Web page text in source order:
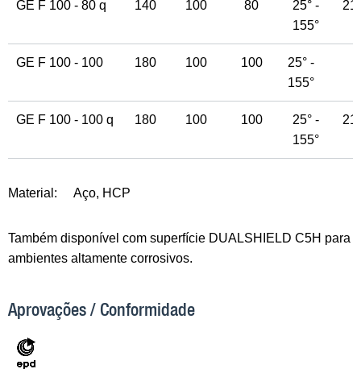
GE F 100 - 80 q 140 100 80
25° -
155°
GE F 100 - 100 180 100 100
25° -
155°
GE F 100 - 100 q 180 100 100
25° -
155°
Material: Aço, HCP
Também disponível com superfície DUALSHIELD C5H para
ambientes altamente corrosivos.
Aprovações / Conformidade